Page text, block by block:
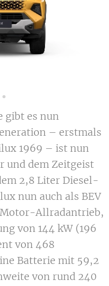
gibt es nun
– erstmals
1969 – ist nun
und dem Zeitgeist
2,8 Liter Diesel-
nun auch als BEV
Allradantrieb,
von 144 kW (196
von 468
Batterie mit 59,2
von rund 240